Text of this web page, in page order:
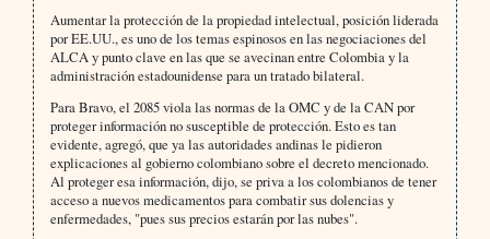
Aumentar la protección de la propiedad intelectual, posición liderada
por EE.UU., es uno de los temas espinosos en las negociaciones del
ALCA y punto clave en las que se avecinan entre Colombia y la
administración estadounidense para un tratado bilateral.
Para Bravo, el 2085 viola las normas de la OMC y de la CAN por
proteger información no susceptible de protección. Esto es tan
evidente, agregó, que ya las autoridades andinas le pidieron
explicaciones al gobierno colombiano sobre el decreto mencionado.
Al proteger esa información, dijo, se priva a los colombianos de tener
acceso a nuevos medicamentos para combatir sus dolencias y
enfermedades, "pues sus precios estarán por las nubes".